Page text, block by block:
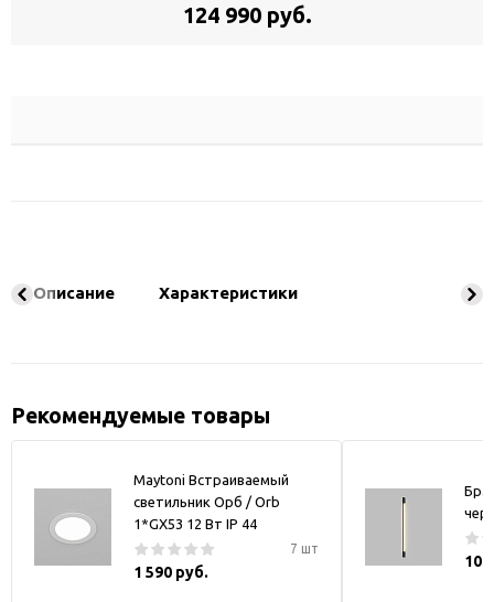
124 990 руб.
Описание Характеристики
Рекомендуемые товары
Maytoni Встраиваемый
светильник Орб / Orb
1*GX53 12 Вт IP 44
7 шт
1 590 руб.
Бра
10